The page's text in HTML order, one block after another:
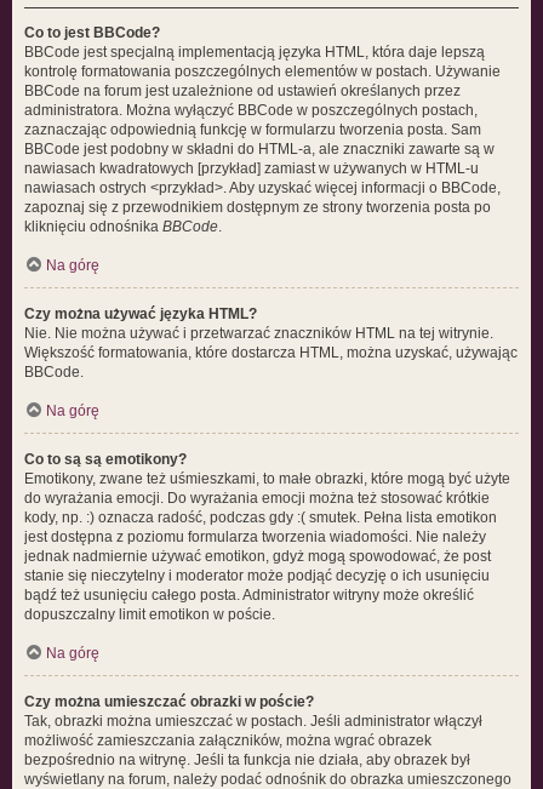
Co to jest BBCode?
BBCode jest specjalną implementacją języka HTML, która daje lepszą
kontrolę formatowania poszczególnych elementów w postach. Używanie
BBCode na forum jest uzależnione od ustawień określanych przez
administratora. Można wyłączyć BBCode w poszczególnych postach,
zaznaczając odpowiednią funkcję w formularzu tworzenia posta. Sam
BBCode jest podobny w składni do HTML-a, ale znaczniki zawarte są w
nawiasach kwadratowych [przykład] zamiast w używanych w HTML-u
nawiasach ostrych <przykład>. Aby uzyskać więcej informacji o BBCode,
zapoznaj się z przewodnikiem dostępnym ze strony tworzenia posta po
kliknięciu odnośnika BBCode.
Na górę
Czy można używać języka HTML?
Nie. Nie można używać i przetwarzać znaczników HTML na tej witrynie.
Większość formatowania, które dostarcza HTML, można uzyskać, używając
BBCode.
Na górę
Co to są są emotikony?
Emotikony, zwane też uśmieszkami, to małe obrazki, które mogą być użyte
do wyrażania emocji. Do wyrażania emocji można też stosować krótkie
kody, np. :) oznacza radość, podczas gdy :( smutek. Pełna lista emotikon
jest dostępna z poziomu formularza tworzenia wiadomości. Nie należy
jednak nadmiernie używać emotikon, gdyż mogą spowodować, że post
stanie się nieczytelny i moderator może podjąć decyzję o ich usunięciu
bądź też usunięciu całego posta. Administrator witryny może określić
dopuszczalny limit emotikon w poście.
Na górę
Czy można umieszczać obrazki w poście?
Tak, obrazki można umieszczać w postach. Jeśli administrator włączył
możliwość zamieszczania załączników, można wgrać obrazek
bezpośrednio na witrynę. Jeśli ta funkcja nie działa, aby obrazek był
wyświetlany na forum, należy podać odnośnik do obrazka umieszczonego